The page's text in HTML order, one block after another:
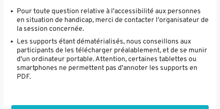
Pour toute question relative à l'accessibilité aux personnes
en situation de handicap, merci de contacter l'organisateur de
la session concernée.
Les supports étant dématérialisés, nous conseillons aux
participants de les télécharger préalablement, et de se munir
d'un ordinateur portable. Attention, certaines tablettes ou
smartphones ne permettent pas d'annoter les supports en
PDF.